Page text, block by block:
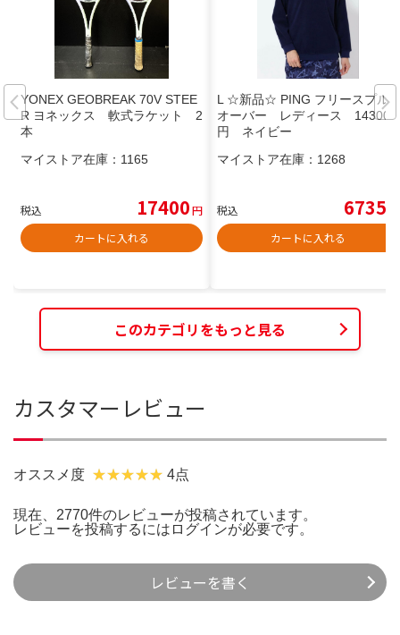
YONEX GEOBREAK 70V STEE
R ヨネックス 軟式ラケット 2
本
マイストア在庫： 1165
税込 17400円
カートに入れる
L ☆新品☆ PING フリースプル
オーバー レディース 14300
円 ネイビー
マイストア在庫： 1268
税込 6735
カートに入れる
このカテゴリをもっと見る
カスタマーレビュー
オススメ度 4点
現在、2770件のレビューが投稿されています。
レビューを投稿するには ログインが必要です。
レビューを書く